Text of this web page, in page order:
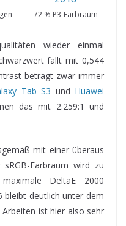
72 % P3-Farbraum
wieder einmal
fällt mit 0,544
beträgt zwar immer
Tab S3 und Huawei
das mit 2.259:1 und
mit einer überaus
Farbraum wird zu
DeltaE 2000
bleibt deutlich unter dem
ist hier also sehr